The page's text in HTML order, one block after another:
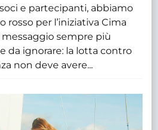
e partecipanti, abbiamo
rosso per l’iniziativa Cima
sempre più
da ignorare: la lotta contro
non deve avere...